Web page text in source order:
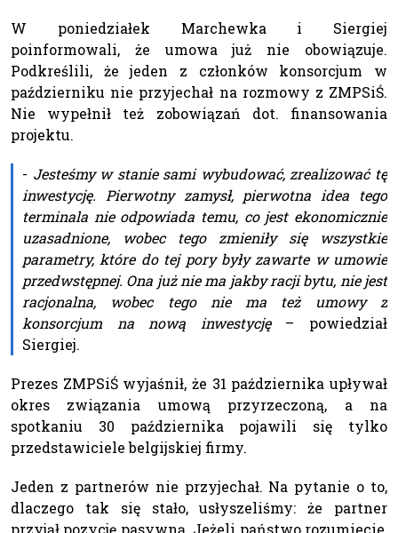
W poniedziałek Marchewka i Siergiej
poinformowali, że umowa już nie obowiązuje.
Podkreślili, że jeden z członków konsorcjum w
październiku nie przyjechał na rozmowy z ZMPSiŚ.
Nie wypełnił też zobowiązań dot. finansowania
projektu.
- Jesteśmy w stanie sami wybudować, zrealizować tę
inwestycję. Pierwotny zamysł, pierwotna idea tego
terminala nie odpowiada temu, co jest ekonomicznie
uzasadnione, wobec tego zmieniły się wszystkie
parametry, które do tej pory były zawarte w umowie
przedwstępnej. Ona już nie ma jakby racji bytu, nie jest
racjonalna, wobec tego nie ma też umowy z
konsorcjum na nową inwestycję– powiedział
Siergiej.
Prezes ZMPSiŚ wyjaśnił, że 31 października upływał
okres związania umową przyrzeczoną, a na
spotkaniu 30 października pojawili się tylko
przedstawiciele belgijskiej firmy.
Jeden z partnerów nie przyjechał. Na pytanie o to,
dlaczego tak się stało, usłyszeliśmy: że partner
przyjął pozycję pasywną. Jeżeli państwo rozumiecie,